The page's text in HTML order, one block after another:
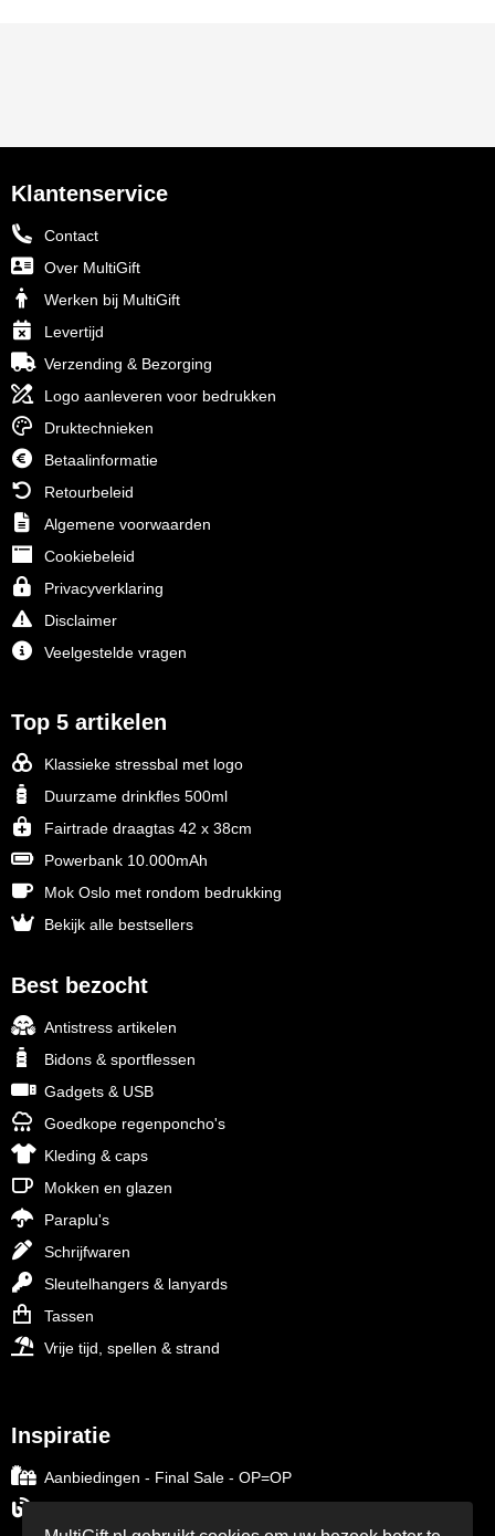
Klantenservice
Contact
Over MultiGift
Werken bij MultiGift
Levertijd
Verzending & Bezorging
Logo aanleveren voor bedrukken
Druktechnieken
Betaalinformatie
Retourbeleid
Algemene voorwaarden
Cookiebeleid
Privacyverklaring
Disclaimer
Veelgestelde vragen
Top 5 artikelen
Klassieke stressbal met logo
Duurzame drinkfles 500ml
Fairtrade draagtas 42 x 38cm
Powerbank 10.000mAh
Mok Oslo met rondom bedrukking
Bekijk alle bestsellers
Best bezocht
Antistress artikelen
Bidons & sportflessen
Gadgets & USB
Goedkope regenponcho's
Kleding & caps
Mokken en glazen
Paraplu's
Schrijfwaren
Sleutelhangers & lanyards
Tassen
Vrije tijd, spellen & strand
Inspiratie
Aanbiedingen - Final Sale - OP=OP